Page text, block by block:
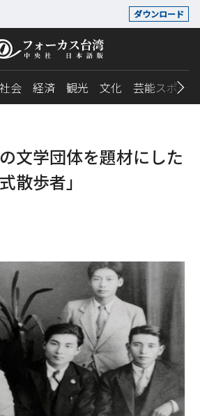
ダウンロード
社会 経済 観光 文化 芸能スポーツ
文学団体を題材にした
散歩者」